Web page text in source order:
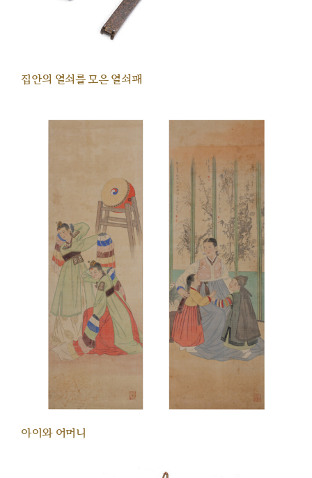
집안의 열쇠를 모은 열쇠패
아이와 어머니